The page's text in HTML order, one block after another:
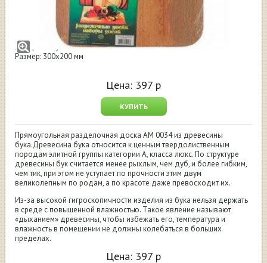
Доска разделочная деревянная 300*200
Производство: Россия
Материал: Бук
Размер: 300х200 мм
Цена: 397 р
КУПИТЬ
Прямоугольная разделочная доска АМ 0034 из древесины
бука.Древесина бука относится к ценным твердолиственным
породам элитной группы категории А, класса люкс. По структуре
древесины бук считается менее рыхлым, чем дуб, и более гибким,
чем тик, при этом не уступает по прочности этим двум
великолепным по родам, а по красоте даже превосходит их.
Из-за высокой гигроскопичности изделия из бука нельзя держать
в среде с повышенной влажностью. Такое явление называют
«дыханием» древесины, чтобы избежать его, температура и
влажность в помещении не должны колебаться в больших
пределах.
Цена: 397 р